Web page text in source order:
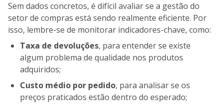
Sem dados concretos, é difícil avaliar se a gestão do
setor de compras está sendo realmente eficiente. Por
isso, lembre-se de monitorar indicadores-chave, como:
Taxa de devoluções, para entender se existe
algum problema de qualidade nos produtos
adquiridos;
Custo médio por pedido, para analisar se os
preços praticados estão dentro do esperado;